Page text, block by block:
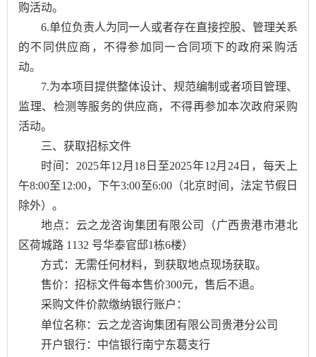
购活动。
6.单位负责人为同一人或者存在直接控股、管理关系
的不同供应商，不得参加同一合同项下的政府采购活
动。
7.为本项目提供整体设计、规范编制或者项目管理、
监理、检测等服务的供应商，不得再参加本次政府采购
活动。
三、获取招标文件
时间：2025年12月18日至2025年12月24日，每天上
午8:00至12:00，下午3:00至6:00（北京时间，法定节假日
除外）。
地点：云之龙咨询集团有限公司（广西贵港市港北
区荷城路 1132 号华泰官邸1栋6楼）
方式：无需任何材料，到获取地点现场获取。
售价：招标文件每本售价300元，售后不退。
采购文件价款缴纳银行账户：
单位名称：云之龙咨询集团有限公司贵港分公司
开户银行：中信银行南宁东葛支行